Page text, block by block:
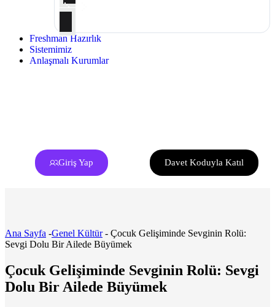
Freshman Hazırlık
Sistemimiz
Anlaşmalı Kurumlar
Giriş Yap Davet Koduyla Katıl
Ana Sayfa -Genel Kültür - Çocuk Gelişiminde Sevginin Rolü:
Sevgi Dolu Bir Ailede Büyümek
Çocuk Gelişiminde Sevginin Rolü: Sevgi
Dolu Bir Ailede Büyümek